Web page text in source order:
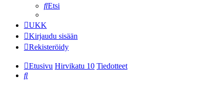
Etsi
UKK
Kirjaudu sisään
Rekisteröidy
Etusivu Hirvikatu 10 Tiedotteet
Etsi